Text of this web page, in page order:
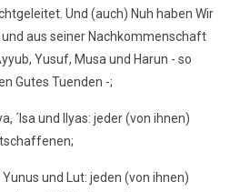
Und (auch) Nuh haben Wir
aus seiner Nachkommenschaft
Yusuf, Musa und Harun - so
Gutes Tuenden -;
´Isa und Ilyas: jeder (von ihnen)
Yunus und Lut: jeden (von ihnen)